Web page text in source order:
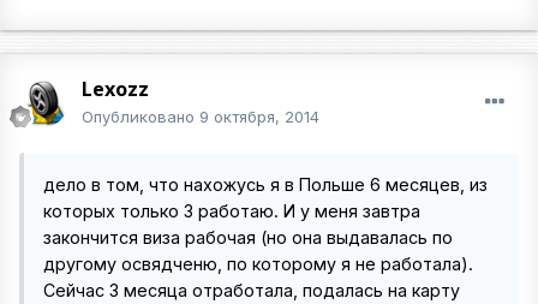
Lexozz
Опубликовано 9 октября, 2014
дело в том, что нахожусь я в Польше 6 месяцев, из
которых только 3 работаю. И у меня завтра
закончится виза рабочая (но она выдавалась по
другому освядченю, по которому я не работала).
Сейчас 3 месяца отработала, подалась на карту